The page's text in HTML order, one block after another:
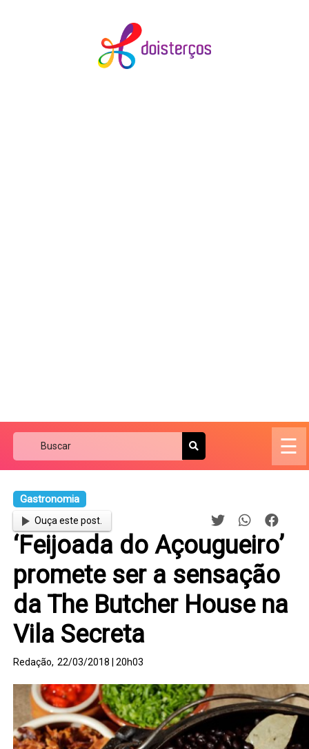
☰
Gastronomia
Ouça este post.
‘Feijoada do Açougueiro’
promete ser a sensação
da The Butcher House na
Vila Secreta
Redação, 22/03/2018 | 20h03